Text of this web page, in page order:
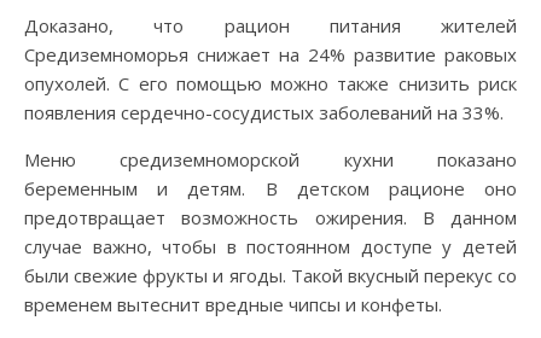
Доказано, что рацион питания жителей
Средиземноморья снижает на 24% развитие раковых
опухолей. С его помощью можно также снизить риск
появления сердечно-сосудистых заболеваний на 33%.
Меню средиземноморской кухни показано
беременным и детям. В детском рационе оно
предотвращает возможность ожирения. В данном
случае важно, чтобы в постоянном доступе у детей
были свежие фрукты и ягоды. Такой вкусный перекус со
временем вытеснит вредные чипсы и конфеты.